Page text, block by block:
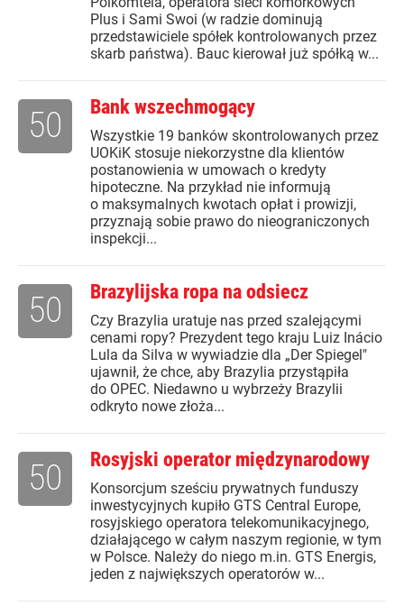
Plus i Sami Swoi (w radzie dominują
przedstawiciele spółek kontrolowanych przez
skarb państwa). Bauc kierował już spółką w...
Bank wszechmogący
Wszystkie 19 banków skontrolowanych przez
UOKiK stosuje niekorzystne dla klientów
postanowienia w umowach o kredyty
hipoteczne. Na przykład nie informują
o maksymalnych kwotach opłat i prowizji,
przyznają sobie prawo do nieograniczonych
inspekcji...
50
Brazylijska ropa na odsiecz
Czy Brazylia uratuje nas przed szalejącymi
cenami ropy? Prezydent tego kraju Luiz Inácio
Lula da Silva w wywiadzie dla „Der Spiegel"
ujawnił, że chce, aby Brazylia przystąpiła
do OPEC. Niedawno u wybrzeży Brazylii
odkryto nowe złoża...
50
Rosyjski operator międzynarodowy
Konsorcjum sześciu prywatnych funduszy
inwestycyjnych kupiło GTS Central Europe,
rosyjskiego operatora telekomunikacyjnego,
działającego w całym naszym regionie, w tym
w Polsce. Należy do niego m.in. GTS Energis,
jeden z największych operatorów w...
50